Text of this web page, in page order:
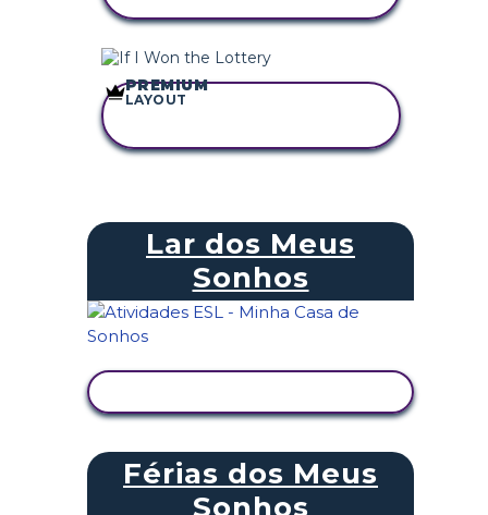
PREMIUM
LAYOUT
Lar dos Meus
Sonhos
Férias dos Meus
Sonhos